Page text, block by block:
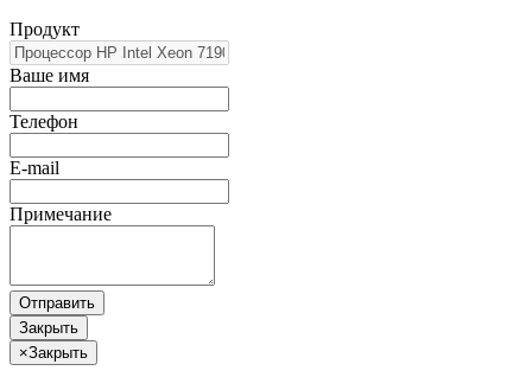
Продукт
Ваше имя
Телефон
E-mail
Примечание
Отправить
Закрыть
×Закрыть